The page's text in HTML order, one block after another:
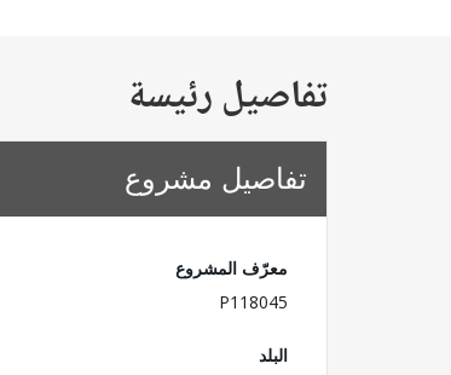
تفاصيل رئيسة
تفاصيل مشروع
معرّف المشروع
P118045
البلد